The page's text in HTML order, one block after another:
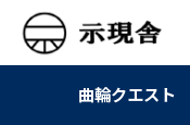
曲輪クエスト